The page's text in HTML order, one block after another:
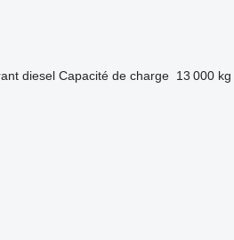
diesel Capacité de charge 13 000 kg